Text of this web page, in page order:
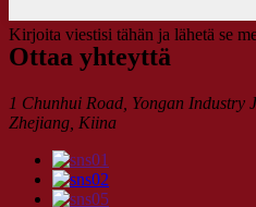
Kirjoita viestisi tähän ja lähetä se
Ottaa yhteyttä
1 Chunhui Road, Yongan Industry
Zhejiang, Kiina